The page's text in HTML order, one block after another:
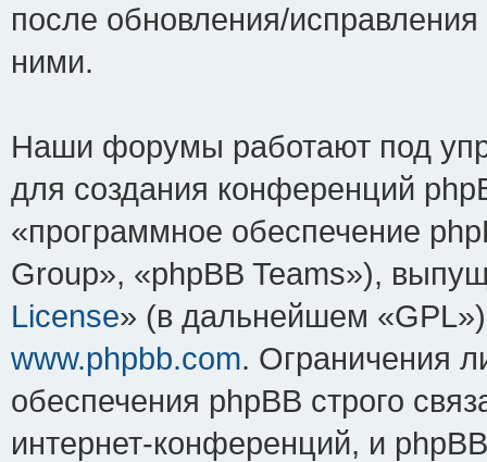
после обновления/
ними.
Наши форумы работают под
для создания конференций
«программное обеспечение
Group», «phpBB Teams»),
License» (в дальнейшем
www.phpbb.com. Ограничения
обеспечения phpBB строго
интернет-конференций, и